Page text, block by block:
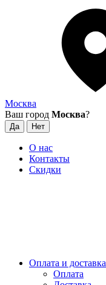
Москва
Ваш город Москва?
О нас
Контакты
Скидки
Оплата и доставка
Оплата